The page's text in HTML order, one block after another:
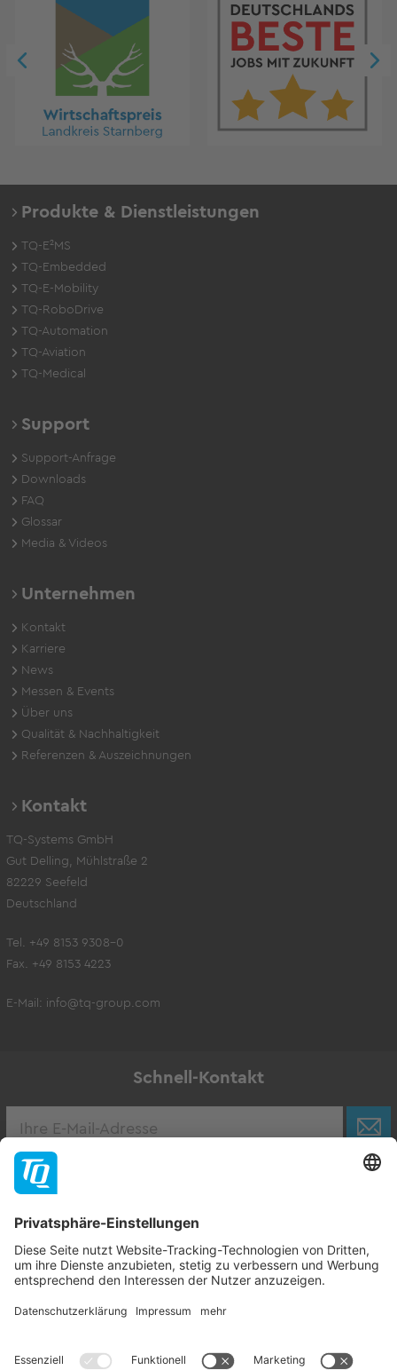
Produkte & Dienstleistungen
TQ-E²MS
TQ-Embedded
TQ-E-Mobility
TQ-RoboDrive
TQ-Automation
TQ-Aviation
TQ-Medical
Support
Support-Anfrage
Downloads
FAQ
Glossar
Media & Videos
Unternehmen
Kontakt
Karriere
News
Messen & Events
Über uns
Qualität & Nachhaltigkeit
Referenzen & Auszeichnungen
Kontakt
TQ-Systems GmbH
Gut Delling, Mühlstraße 2
82229 Seefeld
Deutschland
Tel. +49 8153 9308-0
Fax. +49 8153 4223
E-Mail: info@tq-group.com
Schnell-Kontakt
Zur Stellenbörse
Follow TQ-Group